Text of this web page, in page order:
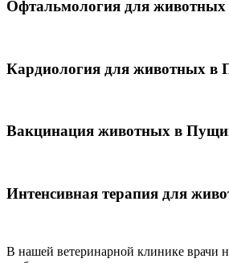
Офтальмология для
Кардиология для животных в
Вакцинация животных в
Интенсивная терапия для
В нашей ветеринарной клинике врачи